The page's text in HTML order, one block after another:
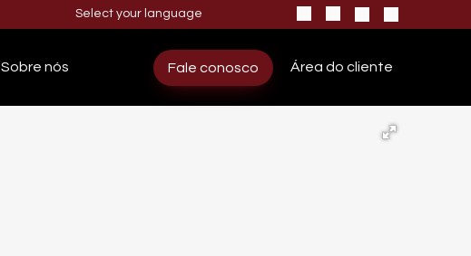
Área do cliente
Fale conosco
Sobre nós